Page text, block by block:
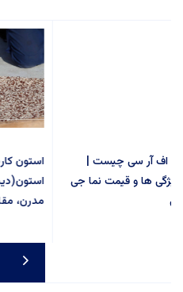
نمای جی اف آر سی چیست |
بررسی ویژگی ها و قیمت نما جی